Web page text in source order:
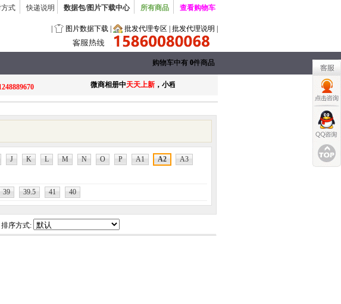
式 快递说明 数据包/图片下载中心 所有商品 查看购物车
图片数据下载 批发代理专区 批发代理说明
购物车中有 0件商品
购物车中有 0件商品
微商相册中天天上新，小程序新款天天发布，更多品牌和款式添加下载微商相
J K L M N O P A1 A2
A3
39 39.5 41 40
排序方式: